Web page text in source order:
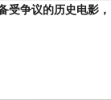
受争议的历史电影，